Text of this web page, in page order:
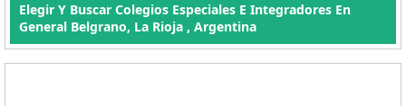
Elegir Y Buscar Colegios Especiales E Integradores En
General Belgrano, La Rioja , Argentina